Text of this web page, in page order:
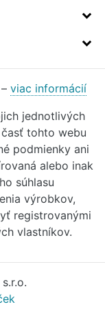
viac informácií
jednotlivých
tohto webu
podmienky ani
alebo inak
súhlasu
výrobkov,
registrovanými
vlastníkov.